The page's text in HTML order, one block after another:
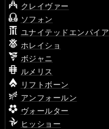
クレイヴァー
ソフォン
ユナイテッドエンパイア
ホレイショ
ボジャニ
ルメリス
リフトボーン
アンフォールン
ヴォールター
ヒッショー